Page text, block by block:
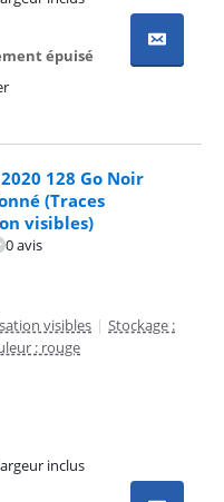
épuisé
128 Go Noir
(Traces
visibles)
0 avis
visibles | Stockage :
: rouge
inclus